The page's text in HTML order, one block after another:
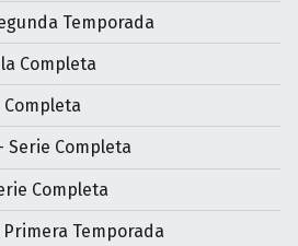
Temporada
Completa
Completa
Completa
Completa
Temporada